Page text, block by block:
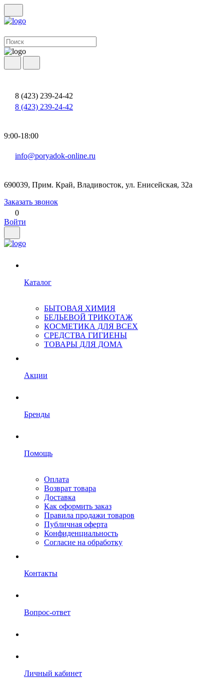
8 (423) 239-24-42
8 (423) 239-24-42
9:00-18:00
info@poryadok-online.ru
690039, Прим. Край, Владивосток, ул. Енисейская, 32а
Заказать звонок
0
Войти
Каталог
БЫТОВАЯ ХИМИЯ
БЕЛЬЕВОЙ ТРИКОТАЖ
КОСМЕТИКА ДЛЯ ВСЕХ
СРЕДСТВА ГИГИЕНЫ
ТОВАРЫ ДЛЯ ДОМА
Акции
Бренды
Помощь
Оплата
Возврат товара
Доставка
Как оформить заказ
Правила продажи товаров
Публичная оферта
Конфиденциальность
Согласие на обработку
Контакты
Вопрос-ответ
Личный кабинет